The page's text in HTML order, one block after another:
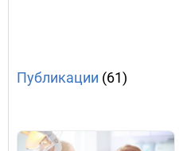
Публикации (61)